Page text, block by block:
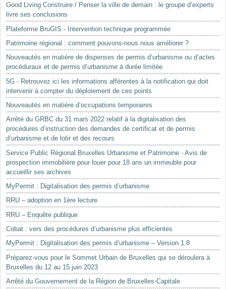
Good Living Construire / Penser la ville de demain : le groupe d’experts
livre ses conclusions
Plateforme BruGIS - Intervention technique programmée
Patrimoine régional : comment pouvons-nous nous améliorer ?
Nouveautés en matière de dispenses de permis d’urbanisme ou d’actes
procéduraux et de permis d’urbanisme à durée limitée
5G - Retrouvez ici les informations afférentes à la notification qui doit
intervenir à compter du déploiement de ces points
Nouveautés en matière d’occupations temporaires
Arrêté du GRBC du 31 mars 2022 relatif à la digitalisation des
procédures d’instruction des demandes de certificat et de permis
d’urbanisme et de lotir et des recours
Service Public Régional Bruxelles Urbanisme et Patrimoine - Avis de
prospection immobilière pour louer pour 18 ans un immeuble pour
accueillir ses archives
MyPermit : Digitalisation des permis d’urbanisme
RRU – adoption en 1ère lecture
RRU – Enquête publique
Cobat : vers des procédures d’urbanisme plus efficientes
MyPermit : Digitalisation des permis d’urbanisme – Version 1.8
Préparez-vous pour le Sommet Urbain de Bruxelles qui se déroulera à
Bruxelles du 12 au 15 juin 2023
Arrêté du Gouvernement de la Région de Bruxelles-Capitale